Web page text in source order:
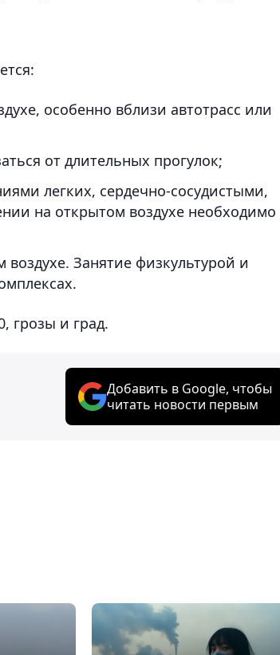
особенно вблизи автотрасс или
от длительных прогулок;
легких, сердечно-сосудистыми,
на открытом воздухе необходимо
Занятие физкультурой и
грозы и град.
Добавить в Google, чтобы
читать новости первым